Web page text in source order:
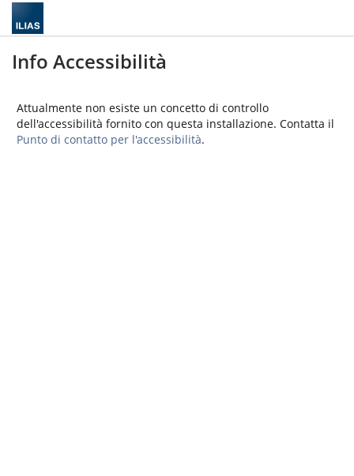
Info Accessibilità
Attualmente non esiste un concetto di controllo
dell'accessibilità fornito con questa installazione. Contatta il
Punto di contatto per l'accessibilità.